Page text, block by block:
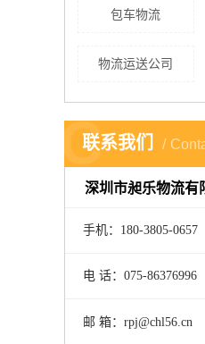
包车物流
物流运送公司
联系我们
C
深圳市昶乐物流有
手机：180-3805-0657
电 话：075-86376996
邮 箱：rpj@chl56.cn